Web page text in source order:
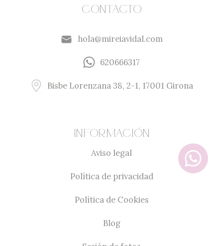
Contacto
hola@mireiavidal.com
620666317
Bisbe Lorenzana 38, 2-1, 17001 Girona
Información
Aviso legal
Política de privacidad
Política de Cookies
Blog